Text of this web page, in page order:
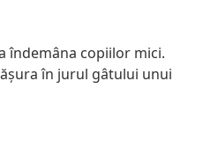
îndemâna copiilor mici.
în jurul gâtului unui